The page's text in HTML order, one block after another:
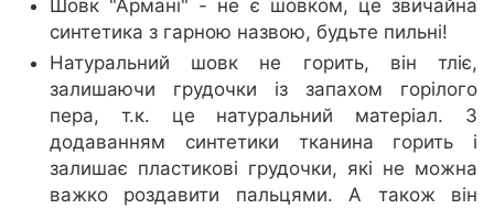
Шовк "Армані" - не є шовком, це звичайна
синтетика з гарною назвою, будьте пильні!
Натуральний шовк не горить, він тліє,
залишаючи грудочки із запахом горілого
пера, т.к. це натуральний матеріал. З
додаванням синтетики тканина горить і
залишає пластикові грудочки, які не можна
важко роздавити пальцями. А також він